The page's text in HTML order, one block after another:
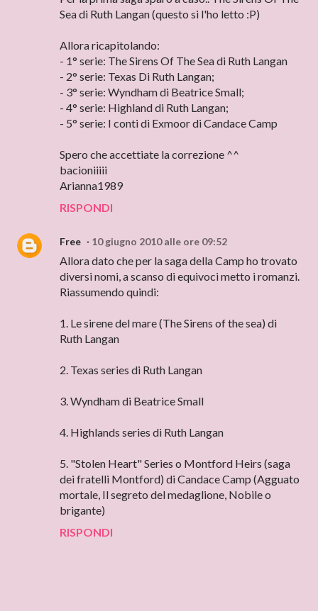
Sea di Ruth Langan (questo si l'ho letto :P)
Allora ricapitolando:
- 1° serie: The Sirens Of The Sea di Ruth Langan
- 2° serie: Texas Di Ruth Langan;
- 3° serie: Wyndham di Beatrice Small;
- 4° serie: Highland di Ruth Langan;
- 5° serie: I conti di Exmoor di Candace Camp
Spero che accettiate la correzione ^^
bacioniiiii
Arianna1989
RISPONDI
Free 10 giugno 2010 alle ore 09:52
Allora dato che per la saga della Camp ho trovato
diversi nomi, a scanso di equivoci metto i romanzi.
Riassumendo quindi:
1. Le sirene del mare (The Sirens of the sea) di
Ruth Langan
2. Texas series di Ruth Langan
3. Wyndham di Beatrice Small
4. Highlands series di Ruth Langan
5. "Stolen Heart" Series o Montford Heirs (saga
dei fratelli Montford) di Candace Camp (Agguato
mortale, Il segreto del medaglione, Nobile o
brigante)
RISPONDI